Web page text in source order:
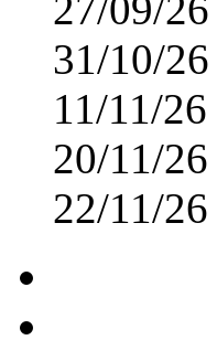
27/09/26
31/10/26
11/11/26
20/11/26
22/11/26